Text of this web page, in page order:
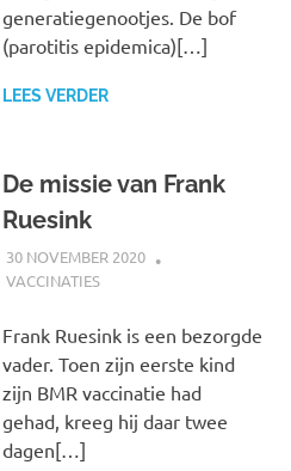
generatiegenootjes. De bof
(parotitis epidemica)[…]
LEES VERDER
De missie van Frank
Ruesink
30 NOVEMBER 2020
VACCINATIES
Frank Ruesink is een bezorgde
vader. Toen zijn eerste kind
zijn BMR vaccinatie had
gehad, kreeg hij daar twee
dagen[…]